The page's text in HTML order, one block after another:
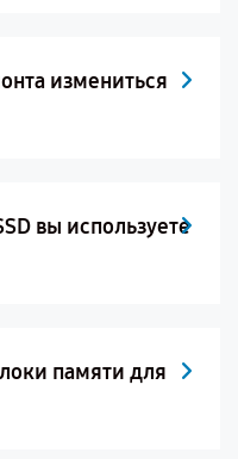
измениться
вы используете
памяти для